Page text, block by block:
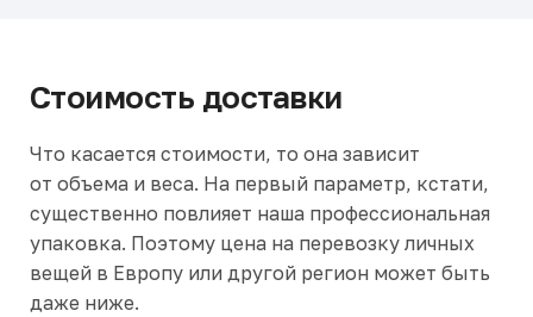
Стоимость доставки
Что касается стоимости, то она зависит
от объема и веса. На первый параметр, кстати,
существенно повлияет наша профессиональная
упаковка. Поэтому цена на перевозку личных
вещей в Европу или другой регион может быть
даже ниже.